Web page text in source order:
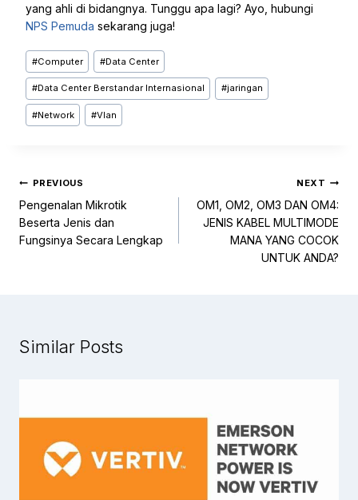
yang ahli di bidangnya. Tunggu apa lagi? Ayo, hubungi
NPS Pemuda sekarang juga!
#Computer #Data Center
#Data Center Berstandar Internasional #jaringan
#Network #Vlan
PREVIOUS
Pengenalan Mikrotik
Beserta Jenis dan
Fungsinya Secara Lengkap
NEXT
OM1, OM2, OM3 DAN OM4:
JENIS KABEL MULTIMODE
MANA YANG COCOK
UNTUK ANDA?
Similar Posts